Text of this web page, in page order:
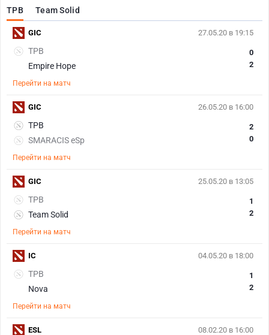
TPB Team Solid
27.05.20 в 19:15
TPB
Empire Hope
0
2
Перейти на матч
GIC
26.05.20 в 16:00
TPB
SMARACIS eSp
2
0
Перейти на матч
GIC
25.05.20 в 13:05
TPB
Team Solid
1
2
Перейти на матч
GIC
04.05.20 в 18:00
TPB
Nova
1
2
Перейти на матч
IC
08.02.20 в 16:00
ESL